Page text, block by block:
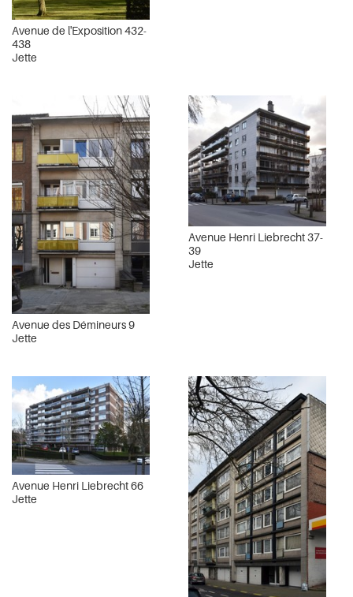
Avenue de l'Exposition 432-
438
Jette
Avenue des Démineurs 9
Jette
Avenue Henri Liebrecht 37-
39
Jette
Avenue Henri Liebrecht 66
Jette